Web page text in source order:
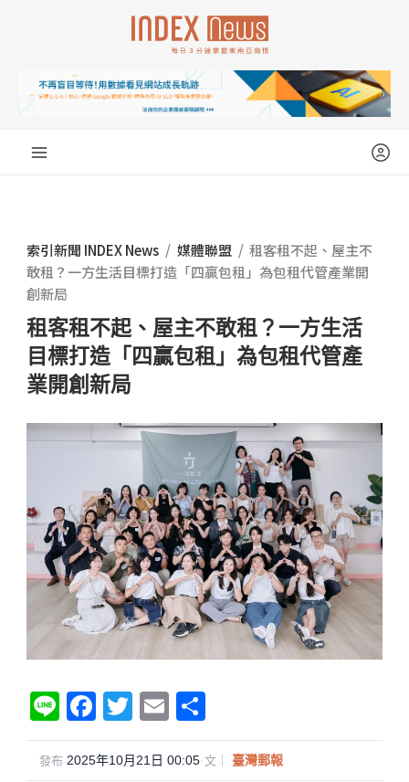
索引新聞 INDEX News / 媒體聯盟 / 租客租不起、屋主不
敢租？一方生活目標打造「四贏包租」為包租代管產業開
創新局
租客租不起、屋主不敢租？一方生活
目標打造「四贏包租」為包租代管產
業開創新局
Li
n
e
F
a
c
T
wi
tt
E
m
ail
享
發布 2025年10月21日 00:05·文｜ 臺灣郵報